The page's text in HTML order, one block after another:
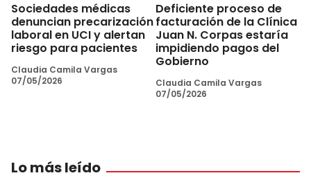
Sociedades médicas
denuncian precarización
laboral en UCI y alertan
riesgo para pacientes
Claudia Camila Vargas
07/05/2026
Deficiente proceso de
facturación de la Clínica
Juan N. Corpas estaría
impidiendo pagos del
Gobierno
Claudia Camila Vargas
07/05/2026
Lo más leído